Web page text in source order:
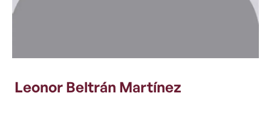
Leonor Beltrán Martínez